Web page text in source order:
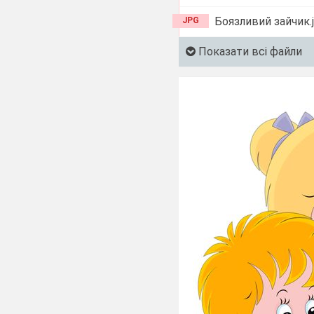
Боязливий
JPG
Показати всі файли